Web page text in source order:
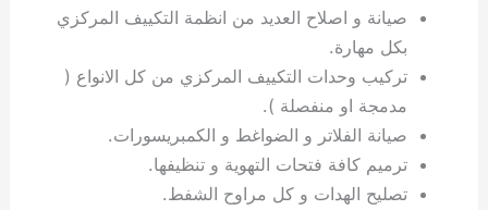
صيانة و اصلاح العديد من انظمة التكييف المركزي
بكل مهارة.
تركيب وحدات التكييف المركزي من كل الانواع (
مدمجة او منفصلة ).
صيانة الفلاتر و الضواغط و الكمبريسورات.
ترميم كافة فتحات التهوية و تنظيفها.
تصليح الهدات و كل مراوح الشفط.